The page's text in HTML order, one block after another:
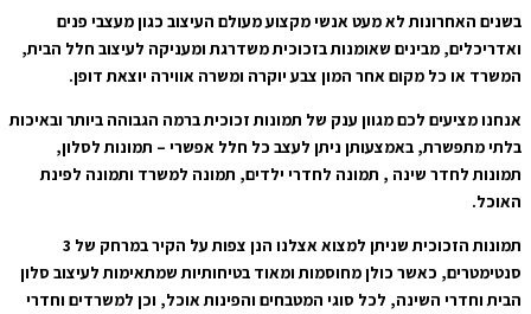
בשנים האחרונות לא מעט אנשי מקצוע מעולם העיצוב כגון מעצבי פנים
ואדריכלים, מבינים שאומנות בזכוכית משדרגת ומעניקה לעיצוב חלל הבית,
המשרד או כל מקום אחר המון צבע יוקרה ומשרה אווירה יוצאת דופן.
אנחנו מציעים לכם מגוון ענק של תמונות זכוכית ברמה הגבוהה ביותר ובאיכות
בלתי מתפשרת, באמצעותן ניתן לעצב כל חלל אפשרי – תמונות לסלון,
תמונות לחדר שינה , תמונה לחדרי ילדים, תמונה למשרד ותמונה לפינת
האוכל.
תמונות הזכוכית שניתן למצוא אצלנו הנן צפות על הקיר במרחק של 3
סנטימטרים, כאשר כולן מחוסמות ומאוד בטיחותיות שמתאימות לעיצוב סלון
הבית וחדרי השינה, לכל סוגי המטבחים והפינות אוכל, וכן למשרדים וחדרי